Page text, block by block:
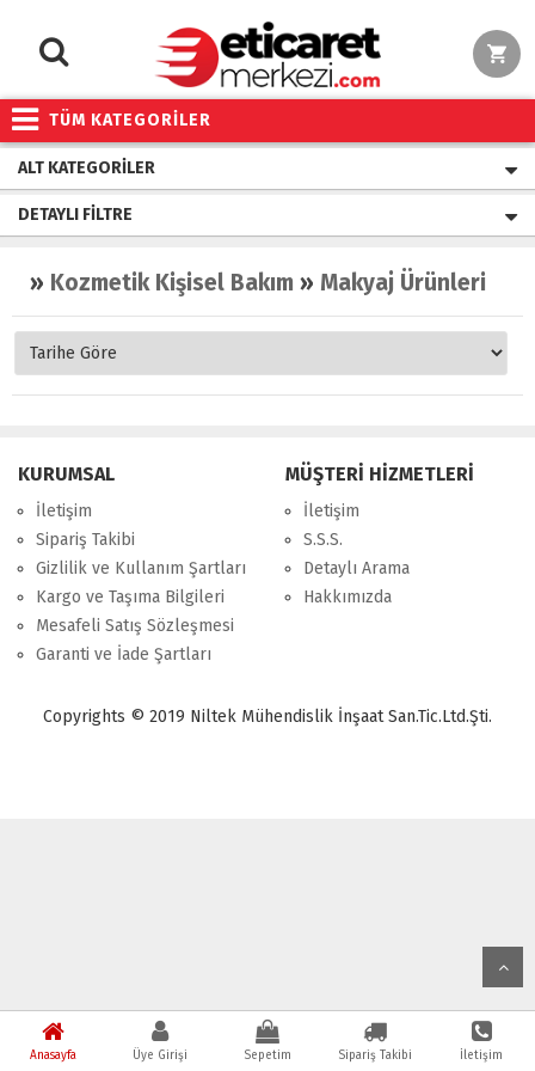
TÜM KATEGORİLER
Anasayfa Üye Girişi Sepetim Sipariş Takibi İletişim
ALT KATEGORILER
DETAYLI FILTRE
» Kozmetik Kişisel Bakım » Makyaj Ürünleri
KURUMSAL
İletişim
Sipariş Takibi
Gizlilik ve Kullanım Şartları
Kargo ve Taşıma Bilgileri
Mesafeli Satış Sözleşmesi
Garanti ve İade Şartları
MÜŞTERİ HİZMETLERİ
İletişim
S.S.S.
Detaylı Arama
Hakkımızda
Copyrights © 2019 Niltek Mühendislik İnşaat San.Tic.Ltd.Şti.